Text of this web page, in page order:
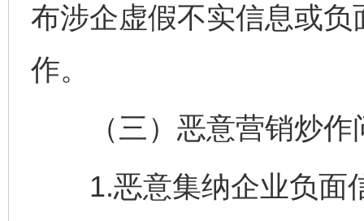
布涉企虚假不实信息或
作。
（三）恶意营销炒作
1.恶意集纳企业负面